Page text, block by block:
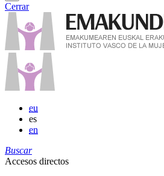
Cerrar
eu
es
en
Buscar
Accesos directos